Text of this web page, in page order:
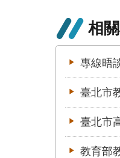
相
專線晤
臺北市
臺北市
教育部